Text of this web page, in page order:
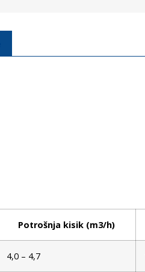
Potrošnja kisik (m3/h)
4,0 – 4,7